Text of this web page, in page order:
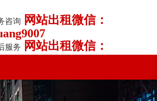
咨询
网站出租微信：
服务
网站出租微信：